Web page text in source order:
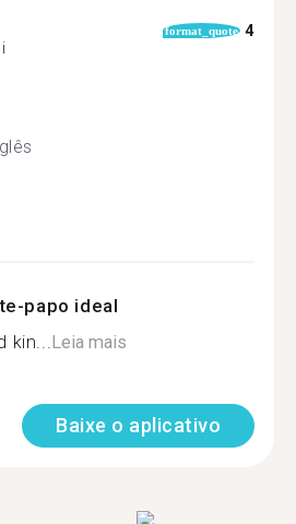
format_quote 4
papo ideal
kin...Leia mais
Baixe o aplicativo